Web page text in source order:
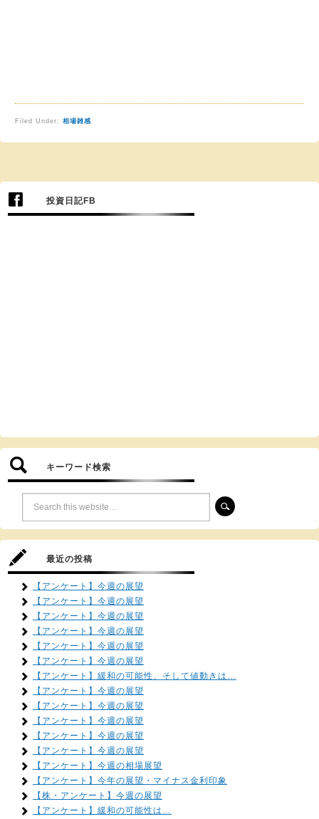
Filed Under: 相場雑感
投資日記FB
キーワード検索
最近の投稿
【アンケート】今週の展望
【アンケート】今週の展望
【アンケート】今週の展望
【アンケート】今週の展望
【アンケート】今週の展望
【アンケート】今週の展望
【アンケート】緩和の可能性、そして値動きは…
【アンケート】今週の展望
【アンケート】今週の展望
【アンケート】今週の展望
【アンケート】今週の展望
【アンケート】今週の展望
【アンケート】今週の相場展望
【アンケート】今年の展望・マイナス金利印象
【株・アンケート】今週の展望
【アンケート】緩和の可能性は…